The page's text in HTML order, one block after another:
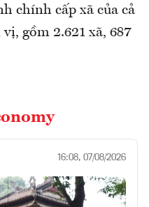
chính cấp xã của cả
gồm 2.621 xã, 687
16:08, 07/08/2026